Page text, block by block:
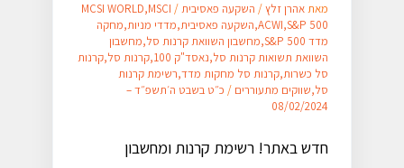
מאתאהרן זלץ/השקעה פאסיבית/
MCSI WORLD,MSCI
ACWI,S&P 500
,השקעה פאסיבית,מדדי מניות,מחקה
מדד S&P 500
,מחשבון השוואת קרנות סל,מחשבון
השוואת תשואות קרנות סל,נאסד"ק 100 ,קרנות סל,קרנות
סל כשרות,קרנות סל מחקות מדד,רשימת קרנות
סל,שווקים מתעוררים/ כ״ט בשבט ה׳תשפ״ד –
08/02/2024
חדש באתר! רשימת קרנות ומחשבון